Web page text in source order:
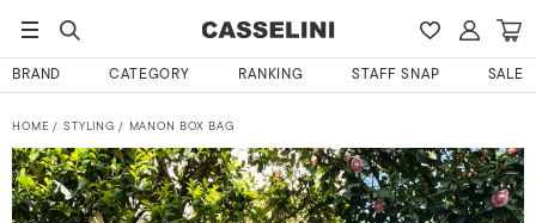
BRAND CATEGORY RANKING STAFF SNAP SALE
HOME STYLING MANON BOX BAG